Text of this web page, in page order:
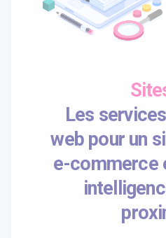
Les
web pour un
e-commerce